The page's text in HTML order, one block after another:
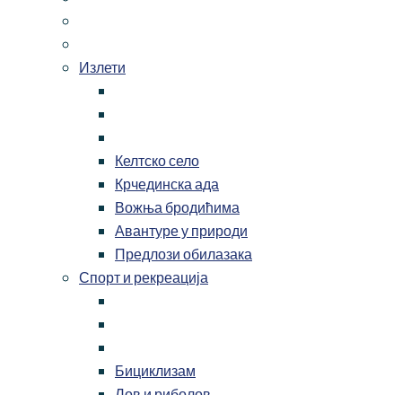
Излети
Келтско село
Крчединска ада
Вожња бродићима
Авантуре у природи
Предлози обилазака
Спорт и рекреација
Бициклизам